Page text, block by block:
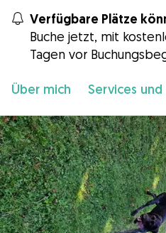
Verfügbare Plätze
Buche jetzt, mit
Tagen vor
Über mich Services und